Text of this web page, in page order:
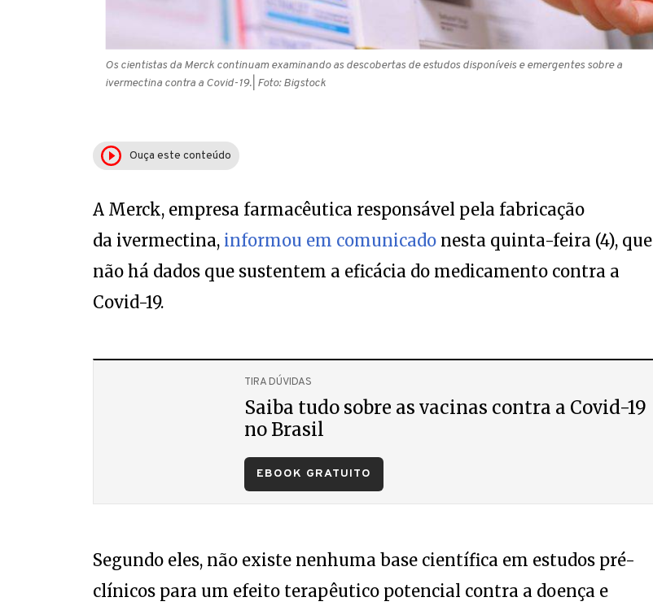
Os cientistas da Merck continuam examinando as descobertas de estudos disponíveis e emergentes sobre a
ivermectina contra a Covid-19.| Foto: Bigstock
Ouça este conteúdo
A Merck, empresa farmacêutica responsável pela fabricação
da ivermectina, informou em comunicadonesta quinta-feira (4), que
não há dados que sustentem a eficácia do medicamento contra a
Covid-19.
TIRA DÚVIDAS
Saiba tudo sobre as vacinas contra a Covid-19
no Brasil
EBOOK GRATUITO
Segundo eles, não existe nenhuma base científica em estudos pré-
clínicos para um efeito terapêutico potencial contra a doença e